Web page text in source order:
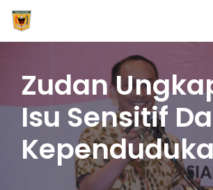
Zudan
Isu Sensitif